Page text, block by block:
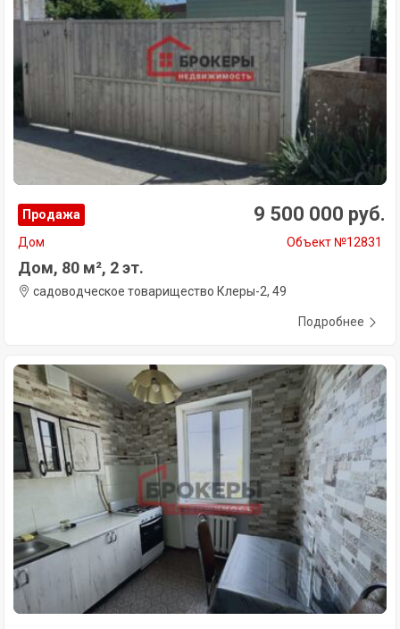
Продажа 9 500 000 руб.
Дом Объект №12831
Дом, 80 м², 2 эт.
садоводческое товарищество Клеры-2, 49
Подробнее